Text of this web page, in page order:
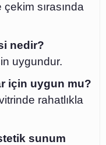
sırasında
nedir?
uygundur.
için uygun mu?
rahatlıkla
sunum